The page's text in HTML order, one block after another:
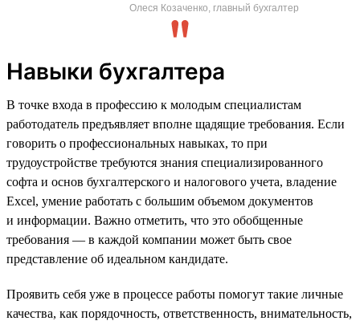
Олеся Козаченко, главный бухгалтер
Навыки бухгалтера
В точке входа в профессию к молодым специалистам
работодатель предъявляет вполне щадящие требования. Если
говорить о профессиональных навыках, то при
трудоустройстве требуются знания специализированного
софта и основ бухгалтерского и налогового учета, владение
Excel, умение работать с большим объемом документов
и информации. Важно отметить, что это обобщенные
требования — в каждой компании может быть свое
представление об идеальном кандидате.
Проявить себя уже в процессе работы помогут такие личные
качества, как порядочность, ответственность, внимательность,